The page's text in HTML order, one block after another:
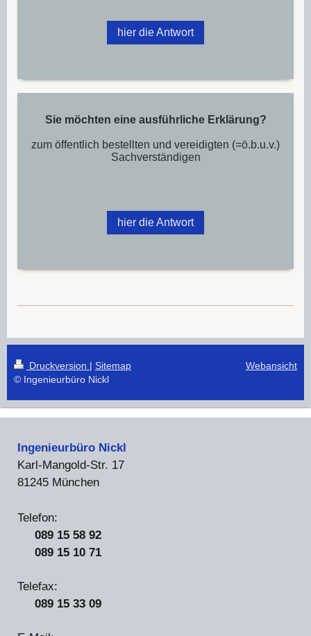
hier die Antwort
Sie möchten eine ausführliche Erklärung?
zum öffentlich bestellten und vereidigten (=ö.b.u.v.)
Sachverständigen
hier die Antwort
Druckversion | Sitemap
© Ingenieurbüro Nickl
Webansicht
Ingenieurbüro Nickl
Karl-Mangold-Str. 17
81245 München
Telefon:
089 15 58 92
089 15 10 71
Telefax:
089 15 33 09